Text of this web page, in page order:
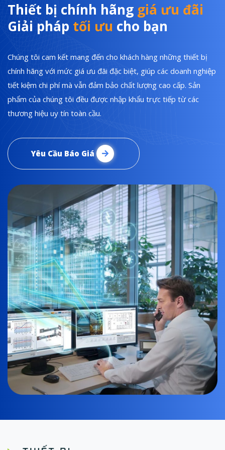
Thiết bị chính hãng giá ưu đãi
Giải pháp tối ưu cho bạn
Chúng tôi cam kết mang đến cho khách hàng những thiết bị
chính hãng với mức giá ưu đãi đặc biệt, giúp các doanh nghiệp
tiết kiệm chi phí mà vẫn đảm bảo chất lượng cao cấp. Sản
phẩm của chúng tôi đều được nhập khẩu trực tiếp từ các
thương hiệu uy tín toàn cầu.
Yêu Cầu Báo Giá